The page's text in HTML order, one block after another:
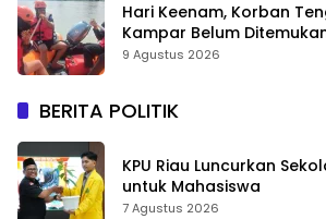
Hari Keenam, Korban
Kampar Belum
9 Agustus 2026
BERITA POLITIK
KPU Riau Luncurkan
untuk Mahasiswa
7 Agustus 2026